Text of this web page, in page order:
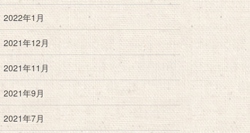
2022年1月
2021年12月
2021年11月
2021年9月
2021年7月